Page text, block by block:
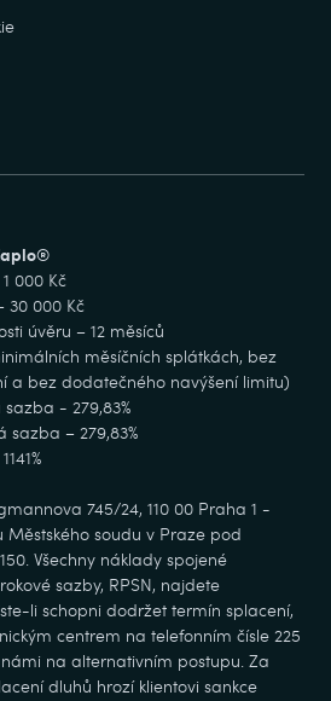
000 Kč
30 000 Kč
úvěru – 12 měsíců
měsíčních splátkách, bez
a bez dodatečného navýšení limitu)
- 279,83%
– 279,83%
745/24, 110 00 Praha 1 -
Městského soudu v Praze pod
Všechny náklady spojené
sazby, RPSN, najdete
li schopni dodržet termín splacení,
centrem na telefonním čísle 225
námi na alternativním postupu. Za
dluhů hrozí klientovi sankce